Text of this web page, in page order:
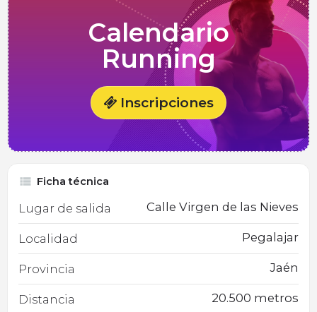
Calendario
Running
Inscripciones
Ficha técnica
Lugar de salida Calle Virgen de las Nieves
Localidad Pegalajar
Provincia Jaén
Distancia 20.500 metros